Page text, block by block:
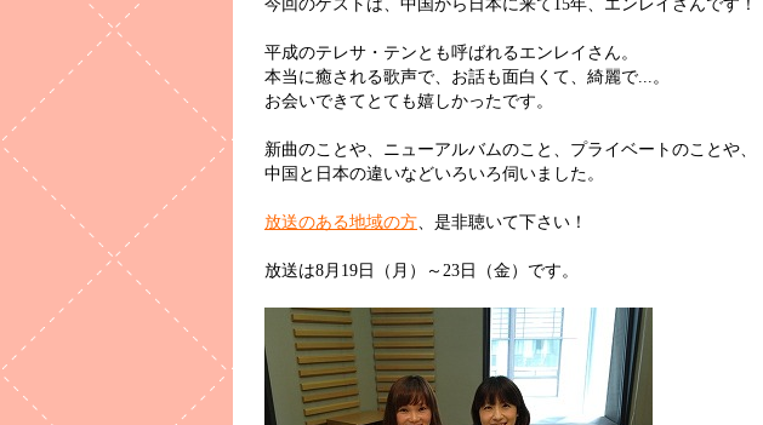
今回のゲストは、中国から日本に来て15年、エンレイさんです！
平成のテレサ・テンとも呼ばれるエンレイさん。
本当に癒される歌声で、お話も面白くて、綺麗で...。
お会いできてとても嬉しかったです。
新曲のことや、ニューアルバムのこと、プライベートのことや、
中国と日本の違いなどいろいろ伺いました。
放送のある地域の方、是非聴いて下さい！
放送は8月19日（月）～23日（金）です。